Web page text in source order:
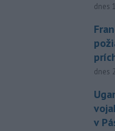
dnes
dnes
v